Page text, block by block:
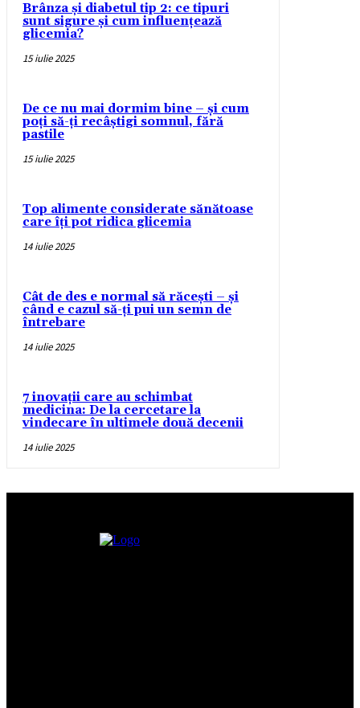
Brânza și diabetul tip 2: ce tipuri
sunt sigure și cum influențează
glicemia?
15 iulie 2025
De ce nu mai dormim bine – și cum
poți să-ți recâștigi somnul, fără
pastile
15 iulie 2025
Top alimente considerate sănătoase
care îți pot ridica glicemia
14 iulie 2025
Cât de des e normal să răcești – și
când e cazul să-ți pui un semn de
întrebare
14 iulie 2025
7 inovații care au schimbat
medicina: De la cercetare la
vindecare în ultimele două decenii
14 iulie 2025